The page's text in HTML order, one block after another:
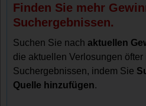
Finden Sie mehr
Suchergebnissen.
Suchen Sie nachaktuellen
die aktuellen Verlosungen
Suchergebnissen, indem Sie
Quelle hinzufügen.